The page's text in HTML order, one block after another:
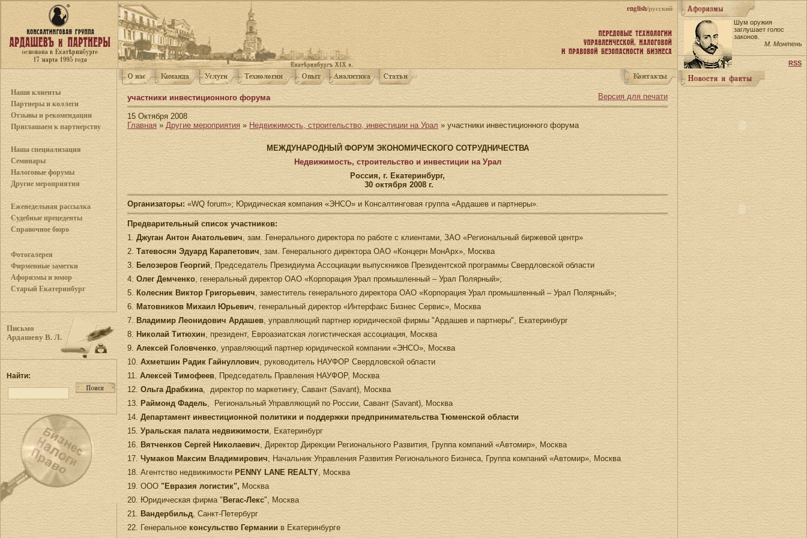
english/русский
Наши клиенты
Партнеры и коллеги
Отзывы и рекомендации
Приглашаем к партнерству
Наша специализация
Семинары
Налоговые форумы
Другие мероприятия
Еженедельная рассылка
Судебные прецеденты
Справочное бюро
Фотогалерея
Фирменные заметки
Афоризмы и юмор
Старый Екатеринбург
Письмо
Ардашеву В. Л.
Найти:
Версия для печати
участники инвестиционного форума
15 Октября 2008
Главная »Другие мероприятия » Недвижимость, строительство, инвестиции на Урал » участники инвестиционного форума
МЕЖДУНАРОДНЫЙ ФОРУМ ЭКОНОМИЧЕСКОГО СОТРУДНИЧЕСТВА
Недвижимость, строительство и инвестиции на Урал
Россия, г. Екатеринбург,
30 октября 2008 г.
Организаторы:«WQ forum»; Юридическая компания «ЭНСО» и Консалтинговая группа «Ардашев и партнеры».
Предварительный список участников:
1. Джуган Антон Анатольевич , зам. Генерального директора по работе с клиентами, ЗАО «Региональный биржевой центр»
2. Татевосян Эдуард Карапетович , зам. Генерального директора ОАО «Концерн МонАрх», Москва
3.Белозеров Георгий , Председатель Президиума Ассоциации выпускников Президентской программы Свердловской области
4. Олег Демченко , генеральный директор ОАО «Корпорация Урал промышленный – Урал Полярный»;
5.Колесник Виктор Григорьевич , заместитель генерального директора ОАО «Корпорация Урал промышленный – Урал Полярный»;
6.Матовников Михаил Юрьевич, генеральный директор «Интерфакс Бизнес Сервис», Москва
7.Владимир Леонидович Ардашев , управляющий партнер юридической фирмы "Ардашев и партнеры", Екатеринбург
8. Николай Титюхин , президент, Евроазиатская логистическая ассоциация, Москва
9.Алексей Головченко , управляющий партнер юридической компании «ЭНСО», Москва
10.Ахметшин Радик Гайнуллович , руководитель НАУФОР Свердловской области
11.Алексей Тимофеев , Председатель Правления НАУФОР, Москва
12.Ольга Драбкина, директор по маркетингу, Савант (Savant), Москва
13. Раймонд Фадель, Региональный Управляющий по России, Савант (Savant), Москва
14. Департамент инвестиционной политики и поддержки предпринимательства Тюменской области
15. Уральская палата недвижимости , Екатеринбург
16.Вятченков Сергей Николаевич , Директор Дирекции Регионального Развития, Группа компаний «Автомир», Москва
17. Чумаков Максим Владимирович, Начальник Управления Развития Регионального Бизнеса, Группа компаний «Автомир», Москва
18. Агентство недвижимости PENNY LANE REALTY , Москва
19. ООО "Евразия логистик", Москва
20. Юридическая фирма "Вегас-Лекс", Москва
21. Вандербильд , Санкт-Петербург
22. Генеральное консульство Германиив Екатеринбурге
Шум оружия
заглушает голос
законов.
М. Монтень
RSS